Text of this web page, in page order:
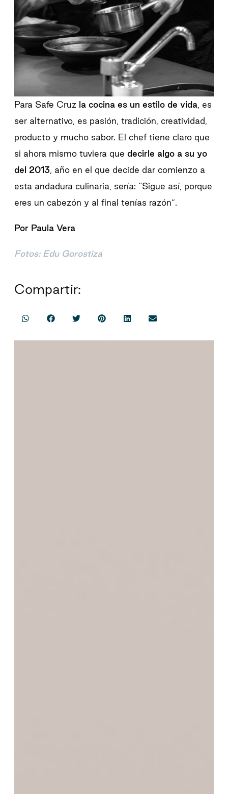
Para Safe Cruz la cocina es un estilo de vida, es
ser alternativo, es pasión, tradición, creatividad,
producto y mucho sabor. El chef tiene claro que
si ahora mismo tuviera que decirle algo a su yo
del 2013, año en el que decide dar comienzo a
esta andadura culinaria, sería: “Sigue así, porque
eres un cabezón y al final tenías razón”.
Por Paula Vera
Fotos: Edu Gorostiza
Compartir: